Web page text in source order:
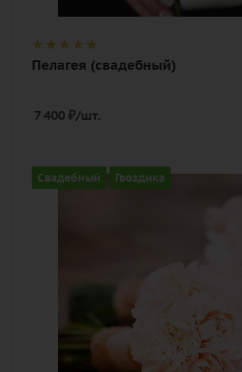
Пелагея (свадебный)
7 400 ₽/шт.
Свадебный Гвоздика
Цвет
персиковый